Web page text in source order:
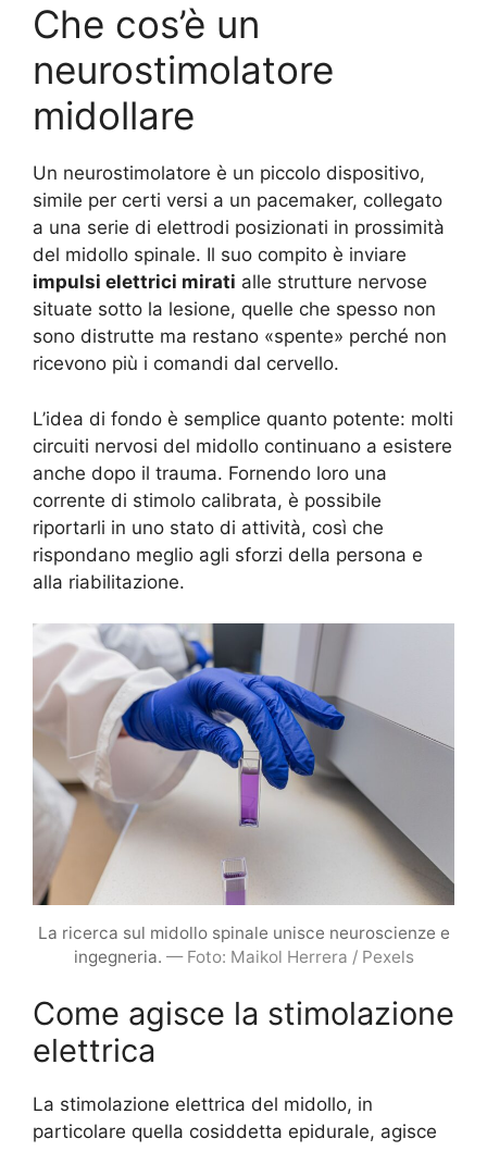
Che cos’è un
neurostimolatore
midollare
Un neurostimolatore è un piccolo dispositivo,
simile per certi versi a un pacemaker, collegato
a una serie di elettrodi posizionati in prossimità
del midollo spinale. Il suo compito è inviare
impulsi elettrici mirati alle strutture nervose
situate sotto la lesione, quelle che spesso non
sono distrutte ma restano «spente» perché non
ricevono più i comandi dal cervello.
L’idea di fondo è semplice quanto potente: molti
circuiti nervosi del midollo continuano a esistere
anche dopo il trauma. Fornendo loro una
corrente di stimolo calibrata, è possibile
riportarli in uno stato di attività, così che
rispondano meglio agli sforzi della persona e
alla riabilitazione.
La ricerca sul midollo spinale unisce neuroscienze e
ingegneria. — Foto: Maikol Herrera / Pexels
Come agisce la stimolazione
elettrica
La stimolazione elettrica del midollo, in
particolare quella cosiddetta epidurale, agisce